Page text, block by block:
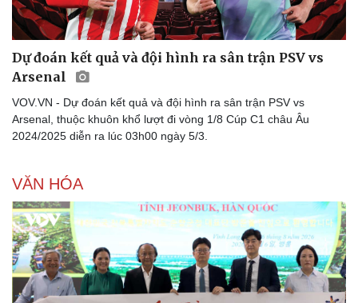
Thông tin doanh nghiệp
Doanh nghiệp 24h
Tin Công nghệ
Dự đoán kết quả và đội hình ra sân trận PSV vs
Arsenal
VOV.VN - Dự đoán kết quả và đội hình ra sân trận PSV vs
Arsenal, thuộc khuôn khổ lượt đi vòng 1/8 Cúp C1 châu Âu
2024/2025 diễn ra lúc 03h00 ngày 5/3.
VĂN HÓA